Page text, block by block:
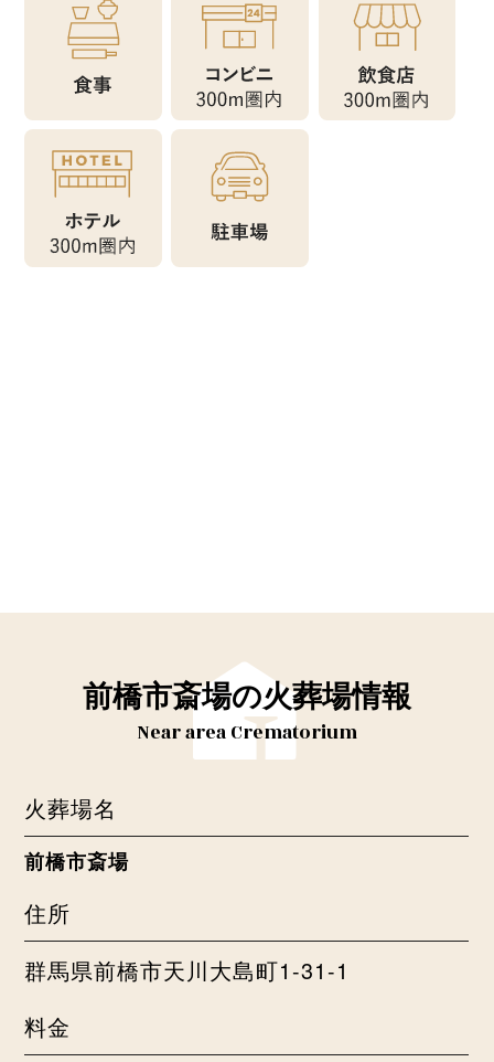
前橋市斎場の火葬場情報
Near area Crematorium
火葬場名
前橋市斎場
住所
群馬県前橋市天川大島町1-31-1
料金